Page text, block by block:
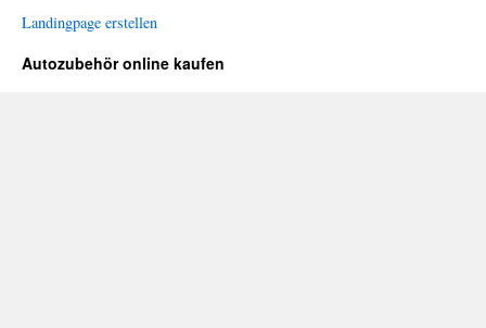
Landingpage erstellen
Autozubehör online kaufen